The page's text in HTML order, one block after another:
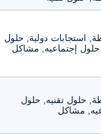
استجابات دولية, حلول
إجتماعيه, مشاكل
حلول تقنيه, حلول
مشاكل